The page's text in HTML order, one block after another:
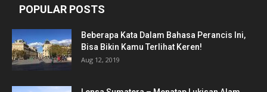
POPULAR POSTS
Beberapa Kata Dalam Bahasa Perancis Ini,
Bisa Bikin Kamu Terlihat Keren!
Aug 12, 2019